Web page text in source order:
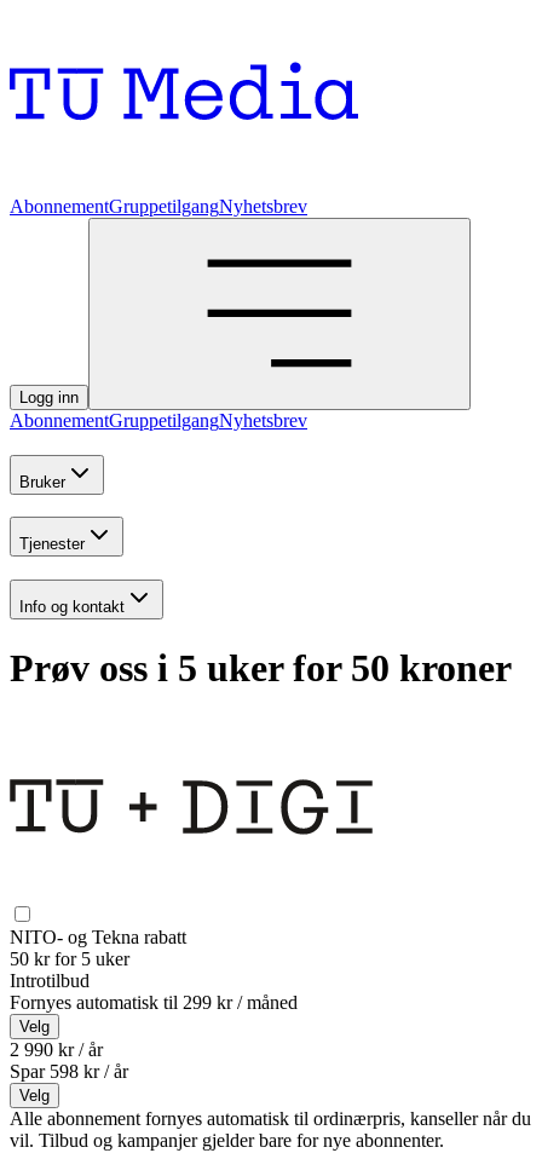
AbonnementGruppetilgangNyhetsbrev
Logg inn
AbonnementGruppetilgangNyhetsbrev
Bruker
Tjenester
Info og kontakt
Prøv oss i 5 uker for 50 kroner
NITO- og Tekna rabatt
50 kr for 5 uker
Introtilbud
Fornyes automatisk til 299 kr / måned
Velg
2 990 kr / år
Spar 598 kr /år
Velg
Alle abonnement fornyes automatisk til ordinærpris, kanseller når du
vil. Tilbud og kampanjer gjelder bare for nye abonnenter.